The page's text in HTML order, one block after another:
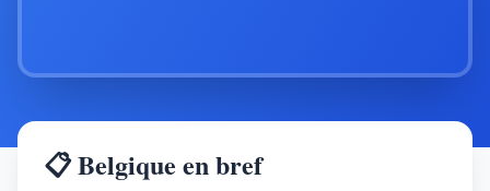
📋 Belgique en bref